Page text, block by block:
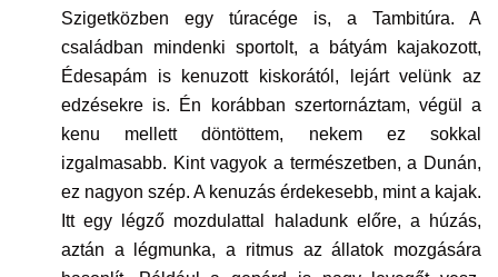
Szigetközben egy túracége is, a Tambitúra. A
családban mindenki sportolt, a bátyám kajakozott,
Édesapám is kenuzott kiskorától, lejárt velünk az
edzésekre is. Én korábban szertornáztam, végül a
kenu mellett döntöttem, nekem ez sokkal
izgalmasabb. Kint vagyok a természetben, a Dunán,
ez nagyon szép. A kenuzás érdekesebb, mint a kajak.
Itt egy légző mozdulattal haladunk előre, a húzás,
aztán a légmunka, a ritmus az állatok mozgására